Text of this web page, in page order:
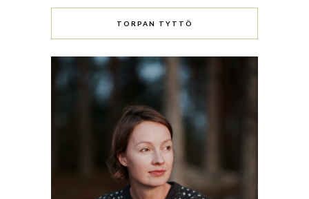
TORPAN TYTTÖ